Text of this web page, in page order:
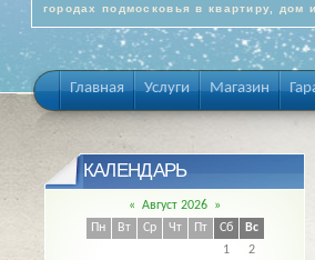
городах подмосковья в квартиру, дом
Главная Услуги Магазин
КАЛЕНДАРЬ
« Август 2026 »
Пн
Вт Ср Чт Пт Сб
Вс
1
2